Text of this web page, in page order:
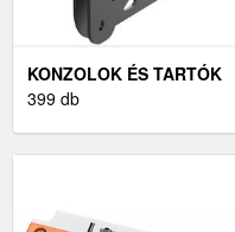
KONZOLOK ÉS TARTÓK
399 db